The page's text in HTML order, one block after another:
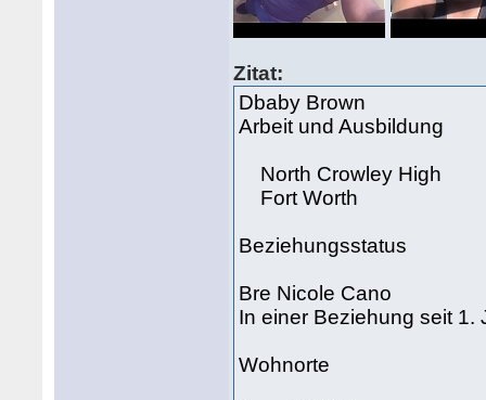
Zitat:
Dbaby Brown
Arbeit und Ausbildung
North Crowley High
Fort Worth
Beziehungsstatus
Bre Nicole Cano
In einer Beziehung seit 1.
Wohnorte